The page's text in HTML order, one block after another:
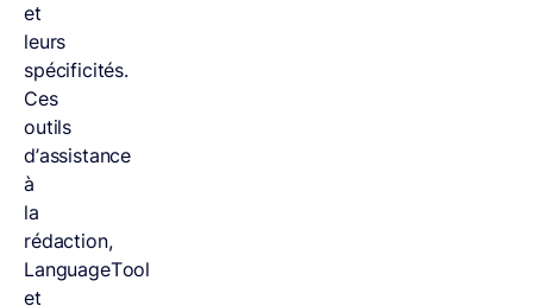
et
leurs
spécificités.
Ces
outils
d’assistance
à
la
rédaction,
LanguageTool
et